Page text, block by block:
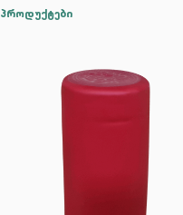
პროდუქტები